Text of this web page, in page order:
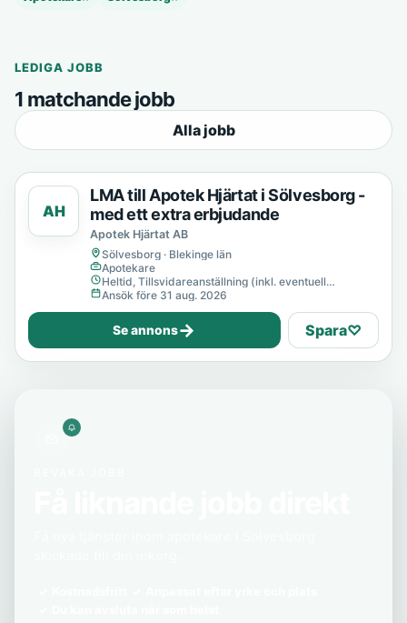
LEDIGA JOBB
1 matchande jobb
Alla jobb
AH
LMA till Apotek Hjärtat i Sölvesborg -
med ett extra erbjudande
Apotek Hjärtat AB
Sölvesborg · Blekinge län
Apotekare
Heltid, Tillsvidareanställning (inkl. eventuell
provanställning), Tills vidare
Ansök före 31 aug. 2026
Se annons→ Spara♡